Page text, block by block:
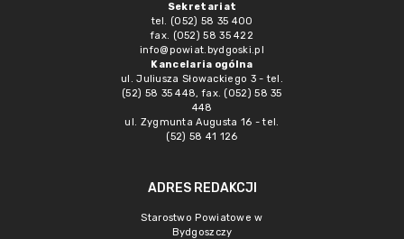
Sekretariat
tel. (052) 58 35 400
fax. (052) 58 35 422
info@powiat.bydgoski.pl
Kancelaria ogólna
ul. Juliusza Słowackiego 3 - tel.
(52) 58 35 448, fax. (052) 58 35
448
ul. Zygmunta Augusta 16 - tel.
(52) 58 41 126
ADRES REDAKCJI
Starostwo Powiatowe w
Bydgoszczy